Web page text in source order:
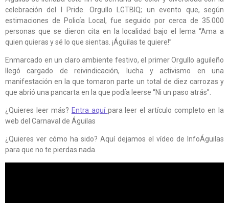
celebración del I Pride. Orgullo LGTBIQ; un evento que, según
estimaciones de Policía Local, fue seguido por cerca de 35.000
personas que se dieron cita en la localidad bajo el lema “Ama a
quien quieras y sé lo que sientas. ¡Águilas te quiere!”
Enmarcado en un claro ambiente festivo, el primer Orgullo aguileño
llegó cargado de reivindicación, lucha y activismo en una
manifestación en la que tomaron parte un total de diez carrozas y
que abrió una pancarta en la que podía leerse “Ni un paso atrás”.
¿Quieres leer más? Entra aquí para leer el artículo completo en la
web del Carnaval de Águilas
¿Quieres ver cómo ha sido? Aquí dejamos el vídeo de InfoÁguilas
para que no te pierdas nada.